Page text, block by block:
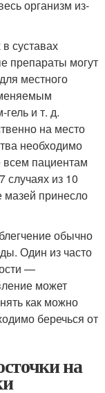
организм из-
суставах
препараты могут
местного
и т. д.
на место
необходимо
всем пациентам
случаях из 10
мазей принесло
обычно
Один из часто
—
может
как можно
беречься от
на